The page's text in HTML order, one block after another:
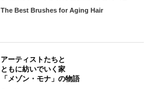
The Best Brushes for Aging Hair
アーティストたちと
ともに紡いでいく家
「メゾン・モナ」の物語